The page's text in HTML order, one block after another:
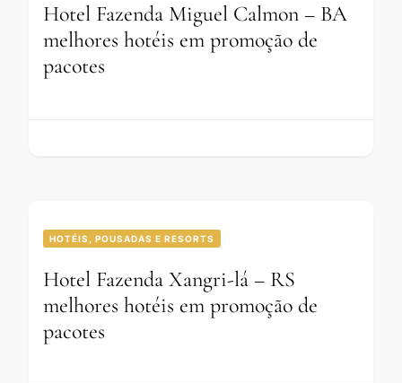
Hotel Fazenda Miguel Calmon – BA
melhores hotéis em promoção de
pacotes
HOTÉIS, POUSADAS E RESORTS
Hotel Fazenda Xangri-lá – RS
melhores hotéis em promoção de
pacotes